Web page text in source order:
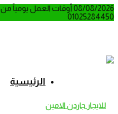
08/08/2026 أوقات العمل يومياً من 7 صباحاً إلى 12 ليلاً
01025284450
الرئيسية